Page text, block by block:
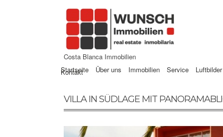
Costa Blanca Immobilien
Startseite
Über uns Immobilien Service Luftbilder
Kontakt
VILLA IN SÜDLAGE MIT